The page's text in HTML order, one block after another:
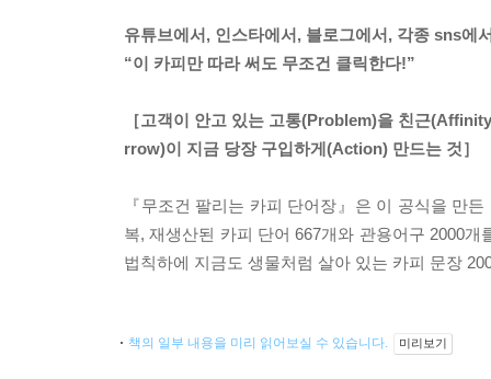
유튜브에서, 인스타에서, 블로그에서, 각종 sns에
“이 카피만 따라 써도 무조건 클릭한다!”
［고객이 안고 있는 고통(Problem)을 친근
rrow)이 지금 당장 구입하게(Action) 만드는 것］
『무조건 팔리는 카피 단어장』은 이 공식을 만
복, 재생산된 카피 단어 667개와 관용어구 2000
법칙하에 지금도 생물처럼 살아 있는 카피 문장
책의 일부 내용을 미리 읽어보실 수 있습니다. 미리보기